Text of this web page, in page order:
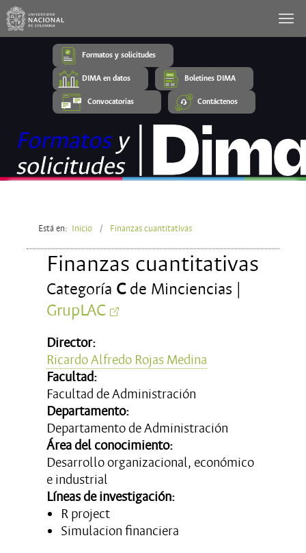
Formatos y solicitudes
DIMA en datos Boletines DIMA
Convocatorias Contáctenos
Está en: Inicio Finanzas cuantitativas
Finanzas cuantitativas
Categoría Cde Minciencias |
GrupLAC
Director:
Ricardo Alfredo Rojas Medina
Facultad:
Facultad de Administración
Departamento:
Departamento de Administración
Área del conocimiento:
Desarrollo organizacional, económico
e industrial
Líneas de investigación:
R project
Simulacion financiera